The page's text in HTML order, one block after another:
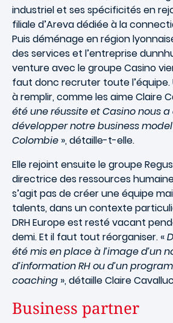
industriel et ses spécificités en
filiale d’Areva dédiée à la
Puis déménage en région
des services et l’entreprise
venture avec le groupe Casino
faut donc recruter toute l’équipe.
à remplir, comme les aime Claire
été une réussite et Casino nous
développer notre business
Colombie », détaille-t-elle.
Elle rejoint ensuite le groupe
directrice des ressources
s’agit pas de créer une équipe
talents, dans un contexte
DRH Europe est resté vacant
demi. Et il faut tout réorganiser. «
été mis en place à l’image d’un
d’information RH ou d’un
coaching », détaille Claire
Business partner